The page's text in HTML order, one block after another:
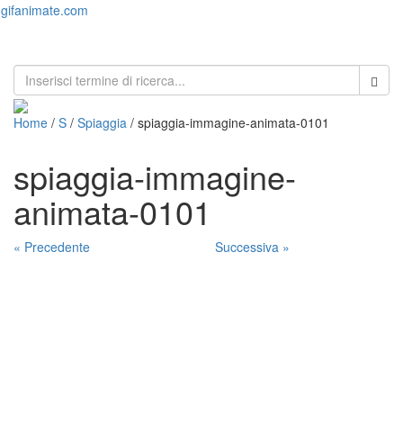
gifanimate.com
Home / S / Spiaggia / spiaggia-immagine-animata-0101
spiaggia-immagine-
animata-0101
« Precedente Successiva »